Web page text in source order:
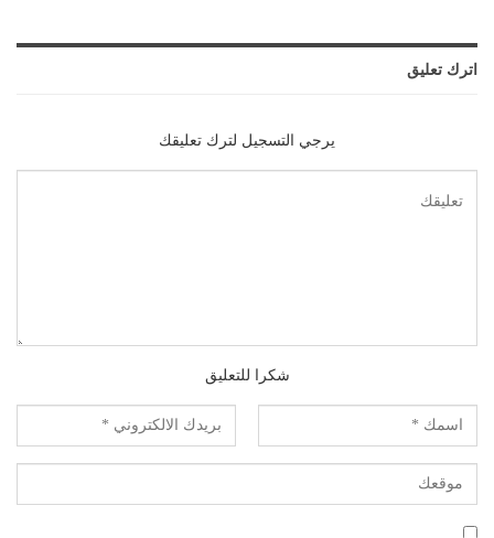
اترك تعليق
يرجي التسجيل لترك تعليقك
شكرا للتعليق